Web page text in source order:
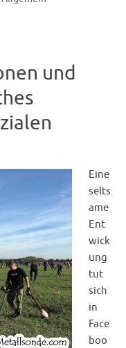
und
Eine
selts
ame
Ent
wick
ung
tut
sich
in
Face
boo